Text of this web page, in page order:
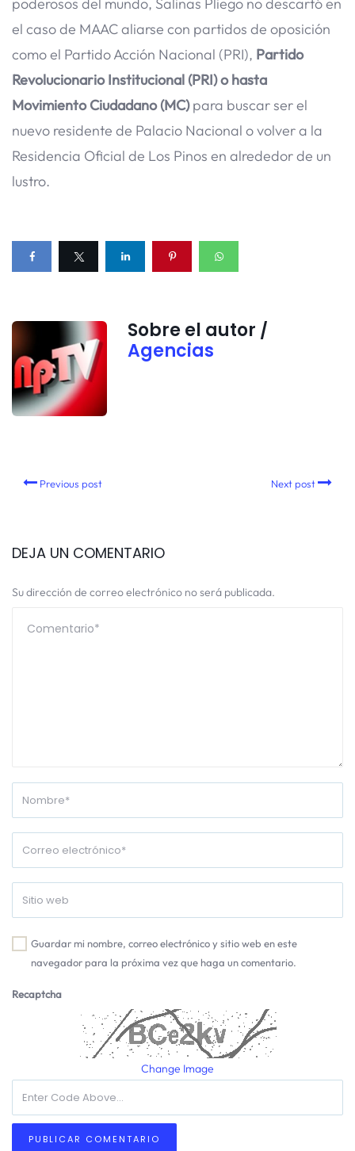
el caso de MAAC aliarse con partidos de oposición
como el Partido Acción Nacional (PRI), Partido
Revolucionario Institucional (PRI) o hasta
Movimiento Ciudadano (MC)para buscar ser el
nuevo residente de Palacio Nacional o volver a la
Residencia Oficial de Los Pinos en alrededor de un
lustro.
Sobre el autor /
Agencias
Previous post Next post
DEJA UN COMENTARIO
Su dirección de correo electrónico no será publicada.
Guardar mi nombre, correo electrónico y sitio web en este
navegador para la próxima vez que haga un comentario.
Recaptcha
Change Image